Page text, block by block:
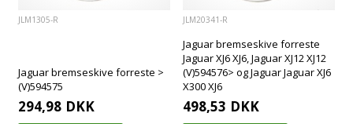
JLM1305-R
Jaguar bremseskive forreste >
(V)594575
294,98 DKK
JLM20341-R
Jaguar bremseskive forreste
Jaguar XJ6 XJ6, Jaguar XJ12 XJ12
(V)594576> og Jaguar Jaguar XJ6
X300 XJ6
498,53 DKK